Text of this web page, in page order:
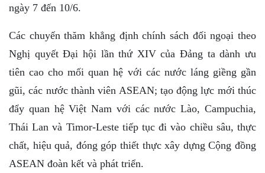
ngày 7 đến 10/6.
Các chuyến thăm khẳng định chính sách đối ngoại theo
Nghị quyết Đại hội lần thứ XIV của Đảng ta dành ưu
tiên cao cho mối quan hệ với các nước láng giềng gần
gũi, các nước thành viên ASEAN; tạo động lực mới thúc
đẩy quan hệ Việt Nam với các nước Lào, Campuchia,
Thái Lan và Timor-Leste tiếp tục đi vào chiều sâu, thực
chất, hiệu quả, đóng góp thiết thực xây dựng Cộng đồng
ASEAN đoàn kết và phát triển.